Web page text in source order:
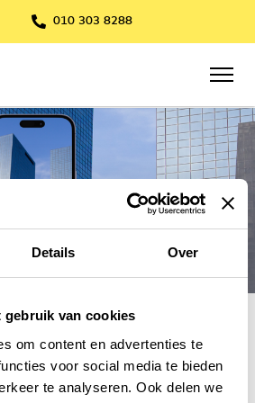
Details Over
gebruik van cookies
om content en advertenties te
voor social media te bieden
te analyseren. Ook delen we
010 303 8288
Plaatje